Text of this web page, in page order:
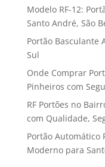
Modelo RF-12:
Santo André, São
Portão Basculante
Sul
Onde Comprar
Pinheiros com
RF Portões no
com Qualidade,
Portão Automático
Moderno para